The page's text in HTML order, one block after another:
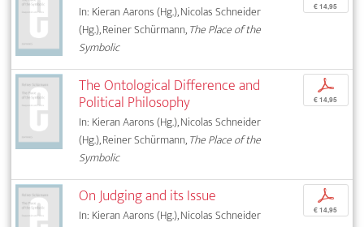
In: Kieran Aarons (Hg.), Nicolas Schneider
(Hg.), Reiner Schürmann,The Place of the
Symbolic
€ 14,95
The Ontological Difference and
Political Philosophy
In: Kieran Aarons (Hg.), Nicolas Schneider
(Hg.), Reiner Schürmann,The Place of the
Symbolic
p
€ 14,95
On Judging and its Issue
In: Kieran Aarons (Hg.), Nicolas Schneider
p
€ 14,95